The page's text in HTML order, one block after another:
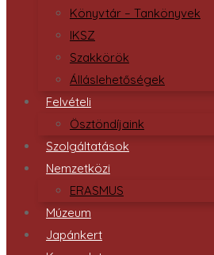
Könyvtár – Tankönyvek
IKSZ
Szakkörök
Álláslehetőségek
Felvételi
Ösztöndíjaink
Szolgáltatások
Nemzetközi
ERASMUS
Múzeum
Japánkert